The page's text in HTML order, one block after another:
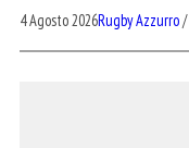
4 Agosto 2026Rugby Azzurro/